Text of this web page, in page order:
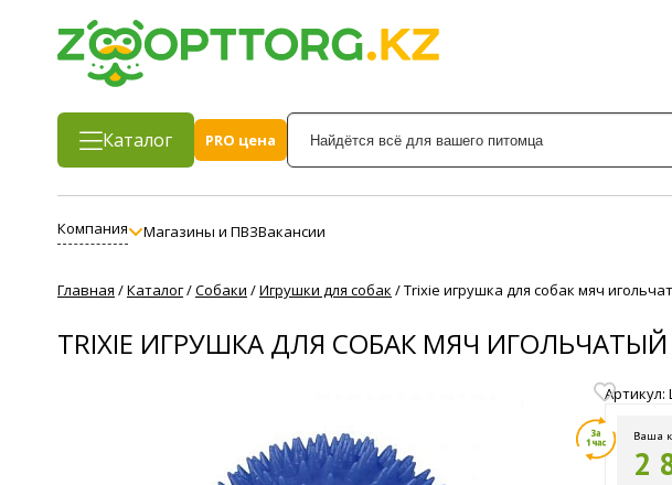
Каталог
PRO цена
Компания Магазины и ПВЗВакансии
Главная /Каталог/Собаки /Игрушки для собак /Trixie игрушка для собак мяч
TRIXIE ИГРУШКА ДЛЯ СОБАК МЯЧ
Артикул:
Ваша
2